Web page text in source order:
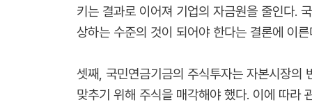
키는 결과로 이어져 기업의 자금원을 줄인다.
상하는 수준의 것이 되어야 한다는 결론에 이른
셋째, 국민연금기금의 주식투자는 자본시장의
맞추기 위해 주식을 매각해야 했다. 이에 따라